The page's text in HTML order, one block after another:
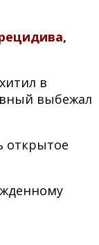
в
выбежал
открытое